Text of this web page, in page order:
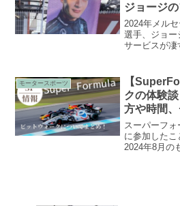
ジョージ
2024年メル
選手、ジョー
サービスが凄
スポンサー
モータースポーツ
【
クの体験
方や時間
スーパーフォ
に参加したこ
2024年8月の